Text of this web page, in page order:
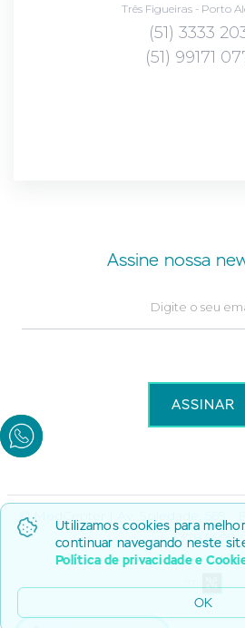
Utilizamos cookies para
continuar navegando neste
Política de privacidade e
OK
Três Figueiras - Porto
(51) 3333
(51) 99171
Assine nossa
© MedCenter | Av. Soledade, 569 -
3378 9999